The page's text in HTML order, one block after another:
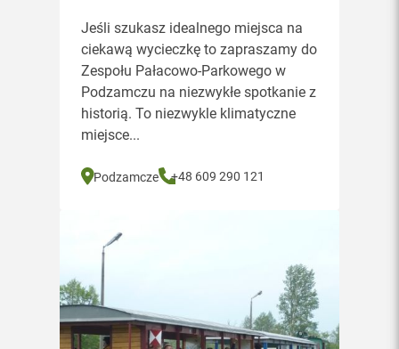
Jeśli szukasz idealnego miejsca na
ciekawą wycieczkę to zapraszamy do
Zespołu Pałacowo-Parkowego w
Podzamczu na niezwykłe spotkanie z
historią. To niezwykle klimatyczne
miejsce...
Podzamcze +48 609 290 121